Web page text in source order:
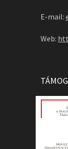
E-mail:
Web: